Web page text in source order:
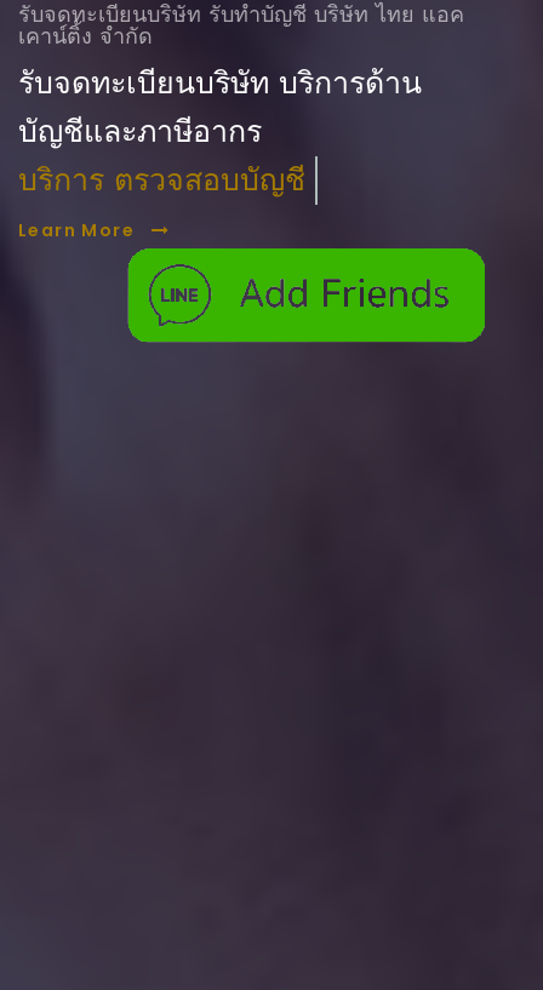
รับจดทะเบียนบริษัท รับทําบัญชี บริษัท ไทย แอค
เคาน์ติ้ง จำกัด
รับจดทะเบียนบริษัท บริการด้าน
บัญชีและภาษีอากร
บริการ ตรวจสอบบัญชี
Learn More